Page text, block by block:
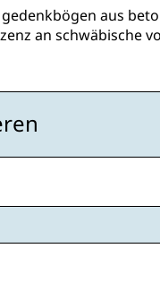
aus
an schwäbische